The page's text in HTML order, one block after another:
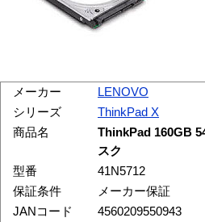
メーカー
LENOVO
シリーズ
ThinkPad X
商品名
ThinkPad 160GB
スク
型番
41N5712
保証条件
メーカー保証
JANコード
4560209550943